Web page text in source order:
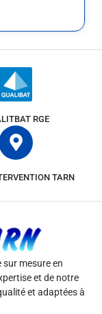
RGE
TARN
sur mesure en
et de notre
et adaptées à